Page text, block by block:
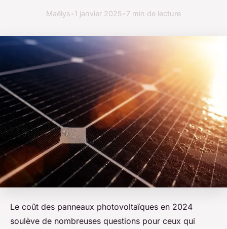
Maëlys 1 janvier 2025 7 min de lecture
Le coût des panneaux photovoltaïques en 2024
soulève de nombreuses questions pour ceux qui